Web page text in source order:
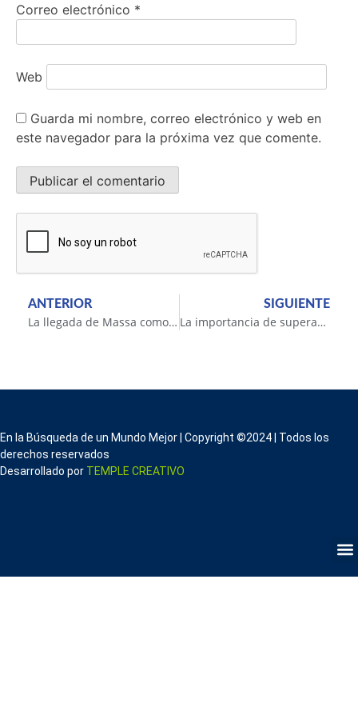
Correo electrónico *
Web
Guarda mi nombre, correo electrónico y web en
este navegador para la próxima vez que comente.
ANTERIOR
La llegada de Massa como Ministro
SIGUIENTE
La importancia de superar la procrastinación
En la Búsqueda de un Mundo Mejor | Copyright ©2024 | Todos los
derechos reservados
Desarrollado por TEMPLE CREATIVO